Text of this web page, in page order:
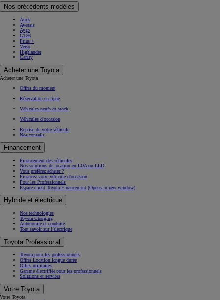
Nos précédents modèles
Auris
Avensis
Aygo
GT86
Prius +
Verso
Highlander
Camry
Acheter une Toyota
Acheter une Toyota
Offres du moment
Réservation en ligne
Véhicules neufs en stock
Véhicules d'occasion
Reprise de votre véhicule
Nos conseils
Financement
Financement des véhicules
Nos solutions de location en LOA ou LLD
Vous préférez acheter ?
Financez votre véhicule d'occasion
Pour les Professionnels
Espace client Toyota Financement (Opens in new window)
Hybride et électrique
Nos technologies
Toyota Charging
Autonomie et conduite
Tout savoir sur l’électrique
Toyota Professional
Toyota pour les professionnels
Offres Location longue durée
Offres utilitaires
Gamme électrifiée pour les professionnels
Solutions et services
Votre Toyota
Votre Toyota